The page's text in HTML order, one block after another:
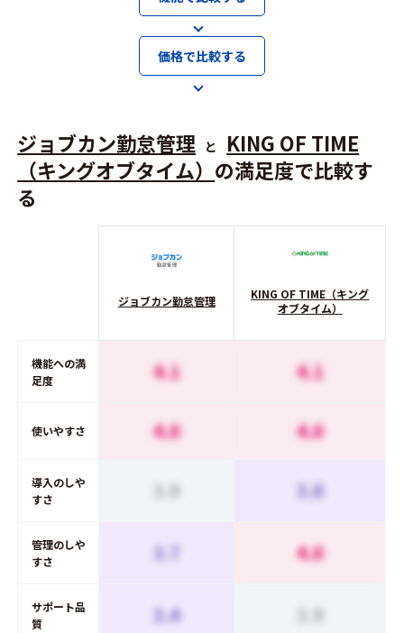
価格で比較する
ジョブカン勤怠管理 と
KING OF TIME
（キングオブタイム） の満足度で比較す
る
ジョブカン勤怠管理
KING OF TIME（キング
オブタイム）
機能への満
足度
4.1 4.1
使いやすさ 4.0 4.0
導入のしや
すさ
3.9 3.8
管理のしや
すさ
3.7 4.0
サポート品
質
3.4 3.9